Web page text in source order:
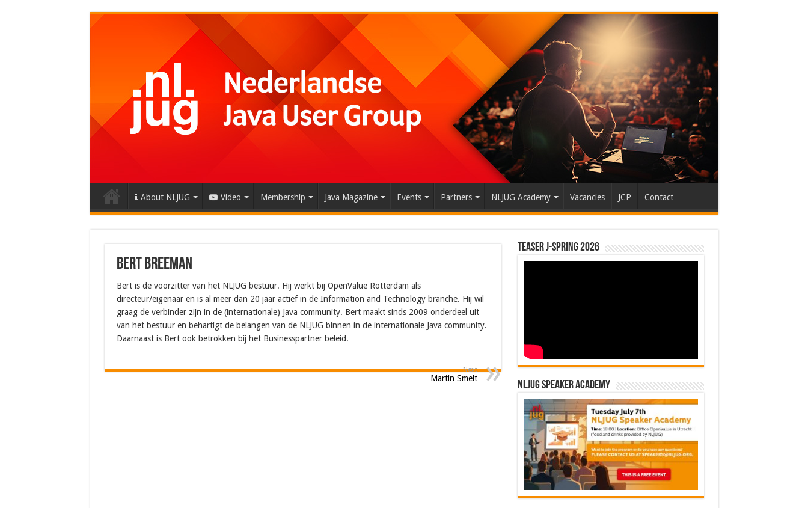
About NLJUG Video Membership Java Magazine Events Partners NLJUG Academy Vacancies JCP Contact
Bert Breeman
Bert is de voorzitter van het NLJUG bestuur. Hij werkt bij OpenValue Rotterdam als
directeur/eigenaar en is al meer dan 20 jaar actief in de Information and Technology branche. Hij wil
graag de verbinder zijn in de (internationale) Java community. Bert maakt sinds 2009 onderdeel uit
van het bestuur en behartigt de belangen van de NLJUG binnen in de internationale Java community.
Daarnaast is Bert ook betrokken bij het Businesspartner beleid.
Next
Martin Smelt
Teaser J-Spring 2026
NLJUG Speaker Academy